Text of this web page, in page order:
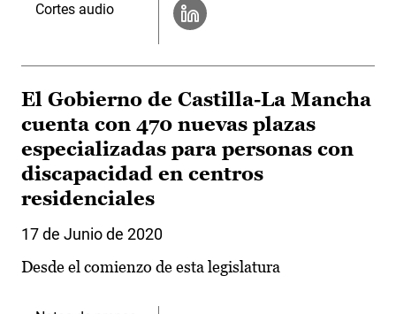
Cortes audio
El Gobierno de Castilla-La Mancha
cuenta con 470 nuevas plazas
especializadas para personas con
discapacidad en centros
residenciales
17 de Junio de 2020
Desde el comienzo de esta legislatura